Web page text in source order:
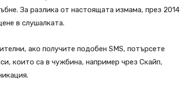
За разлика от настоящата измама, през 2014
в слушалката.
ако получите подобен SMS, потърсете
които са в чужбина, например чрез Скайп,